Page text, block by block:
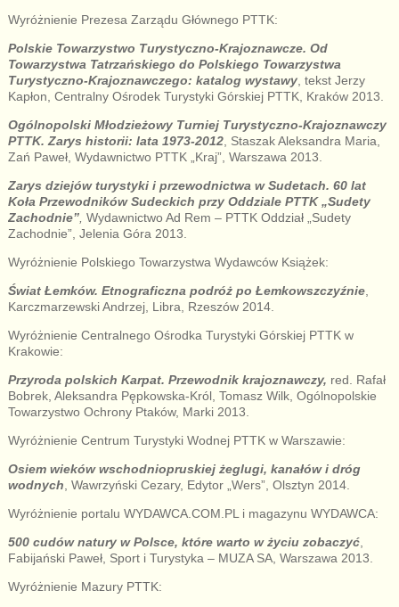
Wyróżnienie Prezesa Zarządu Głównego PTTK:
Polskie Towarzystwo Turystyczno-Krajoznawcze. Od
Towarzystwa Tatrzańskiego do Polskiego Towarzystwa
Turystyczno-Krajoznawczego: katalog wystawy, tekst Jerzy
Kapłon, Centralny Ośrodek Turystyki Górskiej PTTK, Kraków 2013.
Ogólnopolski Młodzieżowy Turniej Turystyczno-Krajoznawczy
PTTK. Zarys historii: lata 1973-2012, Staszak Aleksandra Maria,
Zań Paweł, Wydawnictwo PTTK „Kraj”, Warszawa 2013.
Zarys dziejów turystyki i przewodnictwa w Sudetach. 60 lat
Koła Przewodników Sudeckich przy Oddziale PTTK „Sudety
Zachodnie”, Wydawnictwo Ad Rem – PTTK Oddział „Sudety
Zachodnie”, Jelenia Góra 2013.
Wyróżnienie Polskiego Towarzystwa Wydawców Książek:
Świat Łemków. Etnograficzna podróż po Łemkowszczyźnie,
Karczmarzewski Andrzej, Libra, Rzeszów 2014.
Wyróżnienie Centralnego Ośrodka Turystyki Górskiej PTTK w
Krakowie:
Przyroda polskich Karpat. Przewodnik krajoznawczy, red. Rafał
Bobrek, Aleksandra Pępkowska-Król, Tomasz Wilk, Ogólnopolskie
Towarzystwo Ochrony Ptaków, Marki 2013.
Wyróżnienie Centrum Turystyki Wodnej PTTK w Warszawie:
Osiem wieków wschodniopruskiej żeglugi, kanałów i dróg
wodnych, Wawrzyński Cezary, Edytor „Wers”, Olsztyn 2014.
Wyróżnienie portalu WYDAWCA.COM.PL i magazynu WYDAWCA:
500 cudów natury w Polsce, które warto w życiu zobaczyć,
Fabijański Paweł, Sport i Turystyka – MUZA SA, Warszawa 2013.
Wyróżnienie Mazury PTTK: